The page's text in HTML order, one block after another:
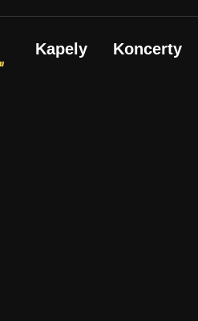
Kapely Koncerty